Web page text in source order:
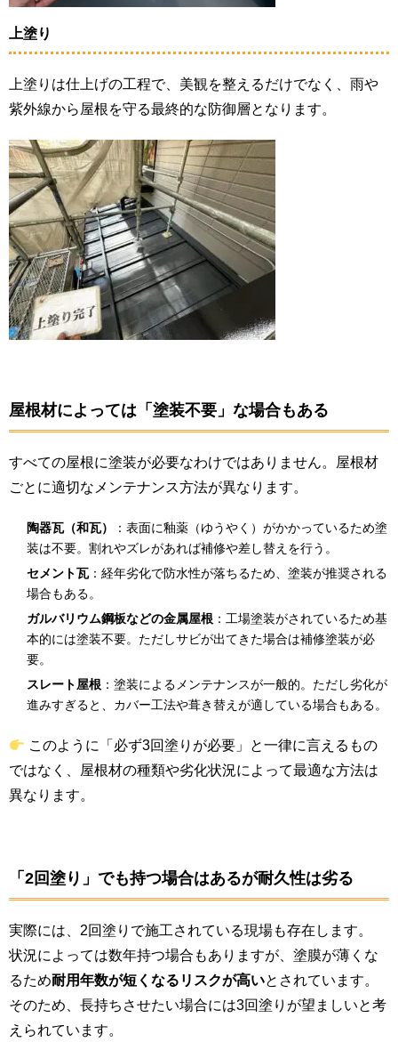
上塗り
上塗りは仕上げの工程で、美観を整えるだけでなく、雨や
紫外線から屋根を守る最終的な防御層となります。
屋根材によっては「塗装不要」な場合もある
すべての屋根に塗装が必要なわけではありません。屋根材
ごとに適切なメンテナンス方法が異なります。
陶器瓦（和瓦）
：表面に釉薬（ゆうやく）がかかっているため塗
装は不要。割れやズレがあれば補修や差し替えを行う。
セメント瓦：経年劣化で防水性が落ちるため、塗装が推奨される
場合もある。
ガルバリウム鋼板などの金属屋根 ：工場塗装がされているため基
本的には塗装不要。ただしサビが出てきた場合は補修塗装が必
要。
スレート屋根 ：塗装によるメンテナンスが一般的。ただし劣化が
進みすぎると、カバー工法や葺き替えが適している場合もある。
このように「必ず3回塗りが必要」と一律に言えるもの
ではなく、屋根材の種類や劣化状況によって最適な方法は
異なります。
「2回塗り」でも持つ場合はあるが耐久性は劣る
実際には、2回塗りで施工されている現場も存在します。
状況によっては数年持つ場合もありますが、塗膜が薄くな
るため耐用年数が短くなるリスクが高いとされています。
そのため、長持ちさせたい場合には3回塗りが望ましいと考
えられています。